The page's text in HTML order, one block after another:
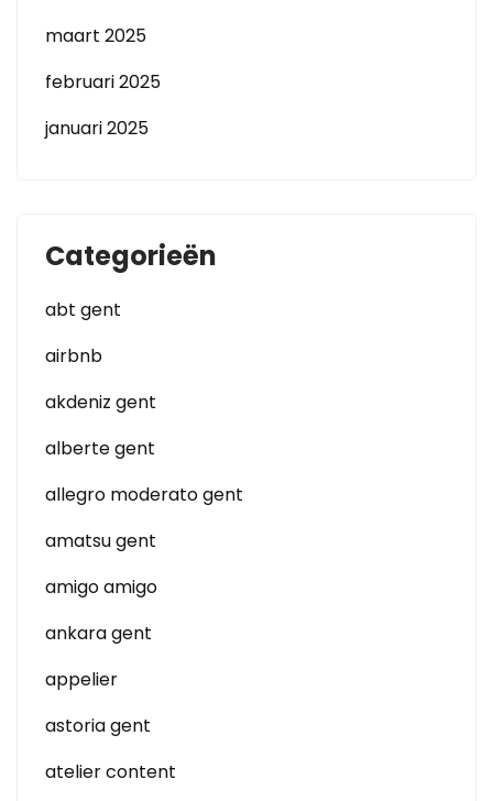
maart 2025
februari 2025
januari 2025
Categorieën
abt gent
airbnb
akdeniz gent
alberte gent
allegro moderato gent
amatsu gent
amigo amigo
ankara gent
appelier
astoria gent
atelier content